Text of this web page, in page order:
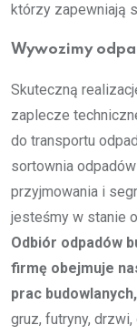
którzy zapewniają
Wywozimy
Skuteczną
zaplecze
do transportu
sortownia
przyjmowania i
jesteśmy w stanie
Odbiór odpadów
firmę obejmuje
prac
gruz, futryny,